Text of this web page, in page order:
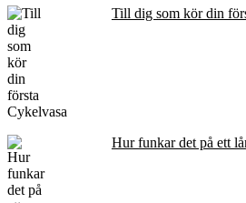
Till dig som kör din
Hur funkar det på ett